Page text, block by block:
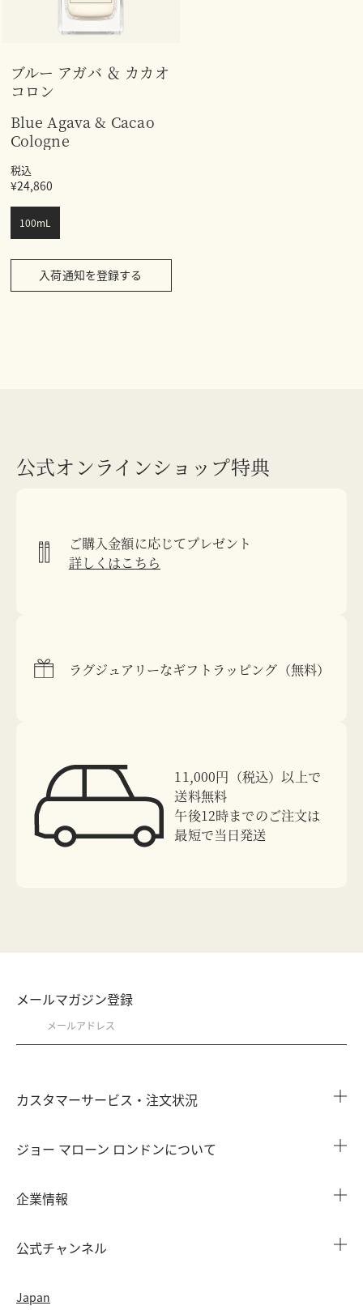
ブルー アガバ ＆ カカオ
コロン
Blue Agava & Cacao
Cologne
税込
¥24,860
100mL
入荷通知を登録する
公式オンラインショップ特典
ご購入金額に応じてプレゼント
詳しくはこちら
ラグジュアリーなギフトラッピング（無料）
11,000円（税込）以上で
送料無料
午後12時までのご注文は
最短で当日発送
メールマガジン登録
カスタマーサービス・注文状況
会員情報
注文履歴
ジョー マローン ロンドンについて
カウンターサービス予約
企業情報
特定商取引法に基づく表示
公式チャンネル
Japan